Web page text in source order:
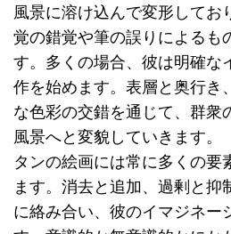
風景に溶け込んで変形してお
覚の錯覚や筆の誤りによるも
す。多くの場合、彼は明確な
作を始めます。表層と奥行き
な色彩の交錯を通じて、群衆
風景へと変貌していきます。
タンの絵画には常に多くの要
ます。消去と追加、過剰と抑
に絡み合い、彼のイマジネー